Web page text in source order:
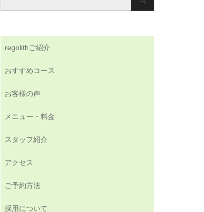
regolithご紹介
おすすめコース
お客様の声
メニュー・料金
スタッフ紹介
アクセス
ご予約方法
採用について